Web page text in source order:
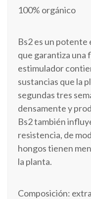
100% orgánico
Bs2 es un
que garantiza una
estimulador
sustancias que la
segundas tres
densamente y
Bs2 también
resistencia, de
hongos tienen
la planta.
Composición: